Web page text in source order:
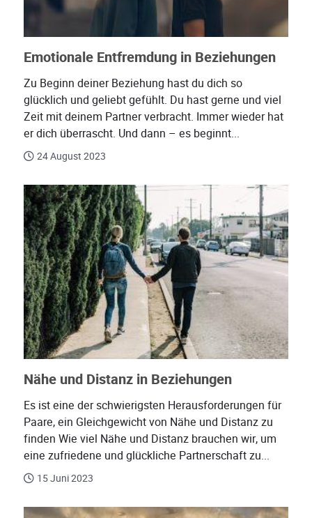
Emotionale Entfremdung in Beziehungen
Zu Beginn deiner Beziehung hast du dich so
glücklich und geliebt gefühlt. Du hast gerne und viel
Zeit mit deinem Partner verbracht. Immer wieder hat
er dich überrascht. Und dann – es beginnt...
24 August 2023
Nähe und Distanz in Beziehungen
Es ist eine der schwierigsten Herausforderungen für
Paare, ein Gleichgewicht von Nähe und Distanz zu
finden Wie viel Nähe und Distanz brauchen wir, um
eine zufriedene und glückliche Partnerschaft zu...
15 Juni 2023